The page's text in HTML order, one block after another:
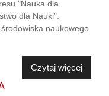
"Nauka dla
dla Nauki".
naukowego
Czytaj więcej